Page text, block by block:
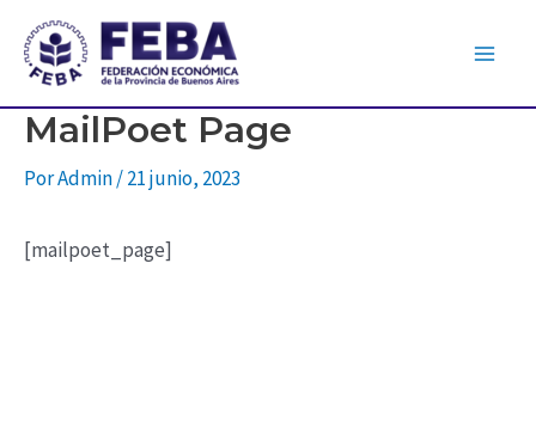
contenido
MailPoet Page
PorAdmin/21 junio, 2023
[mailpoet_page]